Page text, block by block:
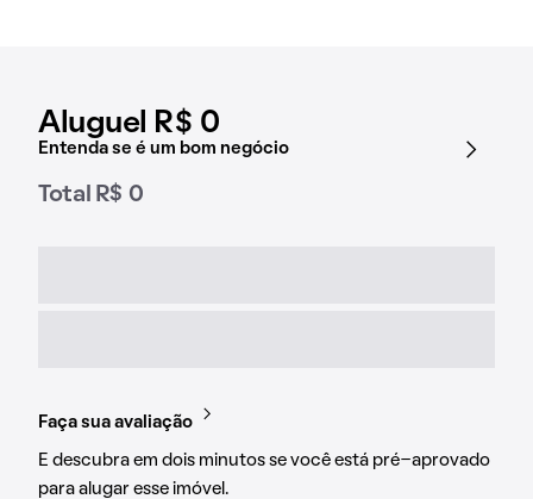
Aluguel R$ 0
Entenda se é um bom negócio
Total R$ 0
Faça sua avaliação
E descubra em dois minutos se você está pré-aprovado
para alugar esse imóvel.